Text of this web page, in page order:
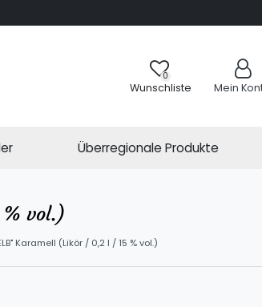
0
Wunschliste Mein
Überregionale Produkte
vol.)
Karamell (Likör / 0,2 l / 15 % vol.)